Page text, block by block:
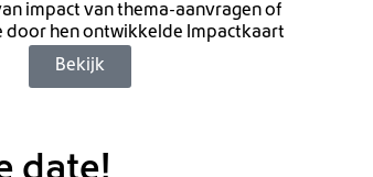
impact van thema-aanvragen of
door hen ontwikkelde Impactkaart
Bekijk